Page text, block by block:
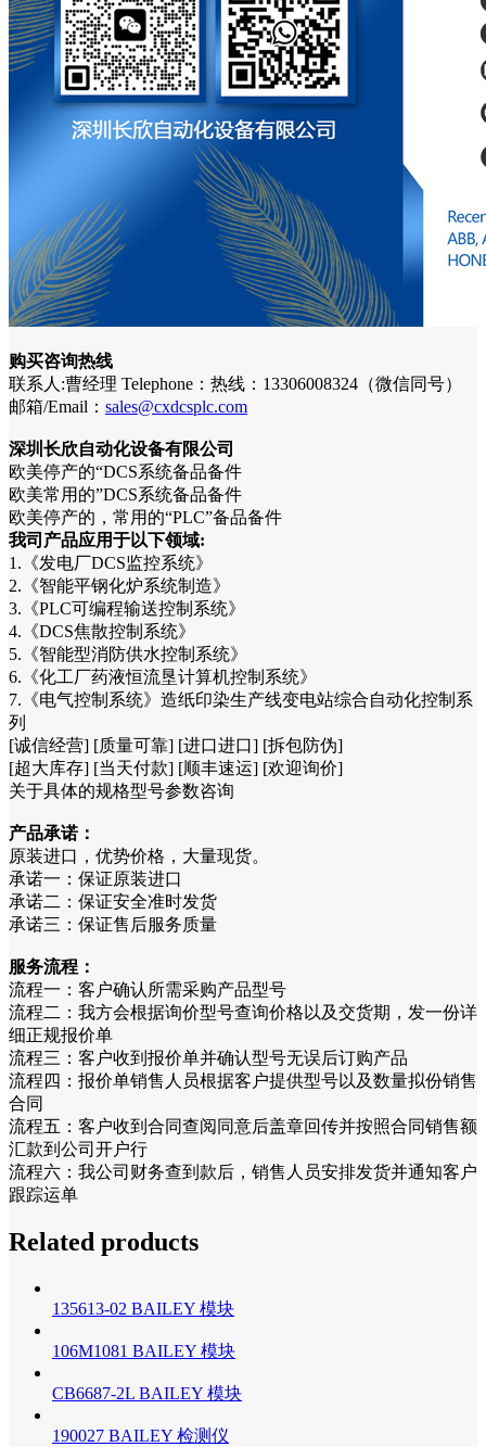
购买咨询热线
联系人:曹经理 Telephone：热线：13306008324（微信同号）
邮箱/Email： sales@cxdcsplc.com
深圳长欣自动化设备有限公司
欧美停产的“DCS系统备品备件
欧美常用的”DCS系统备品备件
欧美停产的，常用的“PLC”备品备件
我司产品应用于以下领域:
1.《发电厂DCS监控系统》
2.《智能平钢化炉系统制造》
3.《PLC可编程输送控制系统》
4.《DCS焦散控制系统》
5.《智能型消防供水控制系统》
6.《化工厂药液恒流垦计算机控制系统》
7.《电气控制系统》造纸印染生产线变电站综合自动化控制系
列
[诚信经营] [质量可靠] [进口进口] [拆包防伪]
[超大库存] [当天付款] [顺丰速运] [欢迎询价]
关于具体的规格型号参数咨询
产品承诺：
原装进口，优势价格，大量现货。
承诺一：保证原装进口
承诺二：保证安全准时发货
承诺三：保证售后服务质量
服务流程：
流程一：客户确认所需采购产品型号
流程二：我方会根据询价型号查询价格以及交货期，发一份详
细正规报价单
流程三：客户收到报价单并确认型号无误后订购产品
流程四：报价单销售人员根据客户提供型号以及数量拟份销售
合同
流程五：客户收到合同查阅同意后盖章回传并按照合同销售额
汇款到公司开户行
流程六：我公司财务查到款后，销售人员安排发货并通知客户
跟踪运单
Related products
135613-02 BAILEY 模块
106M1081 BAILEY 模块
CB6687-2L BAILEY 模块
190027 BAILEY 检测仪